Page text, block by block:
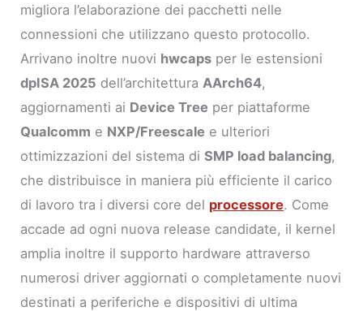
migliora l’elaborazione dei pacchetti nelle
connessioni che utilizzano questo protocollo.
Arrivano inoltre nuovi hwcaps per le estensioni
dpISA 2025 dell’architettura AArch64,
aggiornamenti ai Device Tree per piattaforme
Qualcomm e NXP/Freescale e ulteriori
ottimizzazioni del sistema diSMP load balancing,
che distribuisce in maniera più efficiente il carico
di lavoro tra i diversi core del processore. Come
accade ad ogni nuova release candidate, il kernel
amplia inoltre il supporto hardware attraverso
numerosi driver aggiornati o completamente nuovi
destinati a periferiche e dispositivi di ultima